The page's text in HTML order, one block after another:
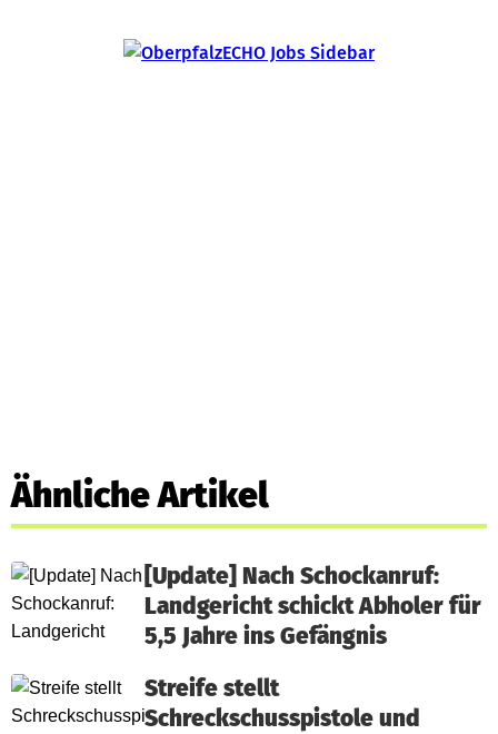
Ähnliche Artikel
[Update] Nach Schockanruf:
Landgericht schickt Abholer für
5,5 Jahre ins Gefängnis
Streife stellt
Schreckschusspistole und